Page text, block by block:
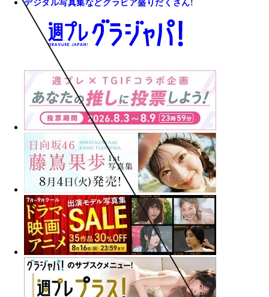
デジタル写真集などグラビア盛りだくさん!